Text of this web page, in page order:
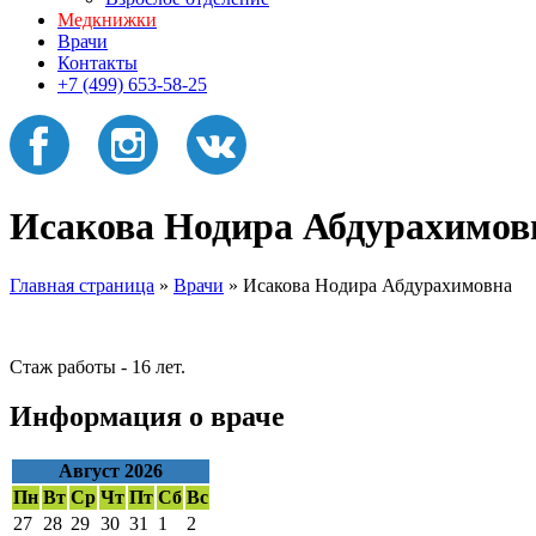
Медкнижки
Врачи
Контакты
+7 (499) 653-58-25
Исакова Нодира
Главная страница » Врачи » Исакова Нодира Абдурахимовна
Стаж работы - 16 лет.
Информация о враче
Август 2026
Пн Вт Ср Чт Пт Сб Вс
27 28 29 30 31 1 2